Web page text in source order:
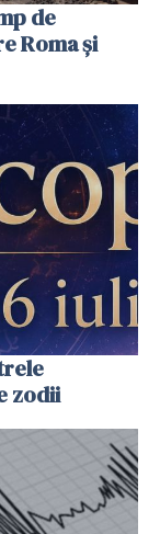
de
Roma și
zodii